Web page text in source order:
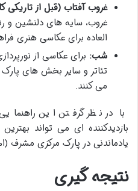
غروب آفتاب (قبل از
غروب، سایه های دلنشین و
العاده برای عکاسی هنری
شب: برای عکاسی از
تئاتر و سایر بخش های
می کنند.
با در نظر گرفتن این
بازدیدکننده ای می تواند
یادماندنی در پارک مرکزی مشرف
نتیجه گیری